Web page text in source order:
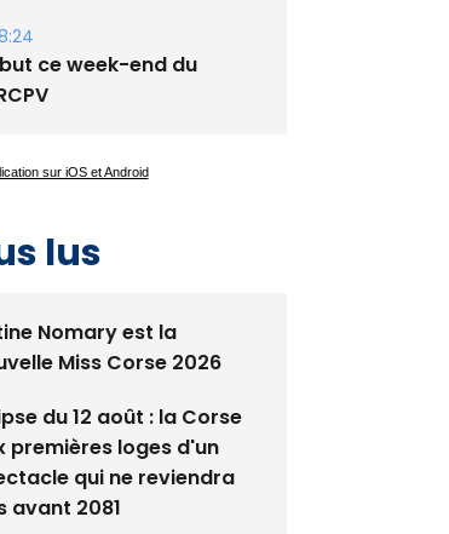
ce week-end du
lus
Nomary est la
Miss Corse 2026
du 12 août : la Corse
premières loges d'un
qui ne reviendra
avant 2081